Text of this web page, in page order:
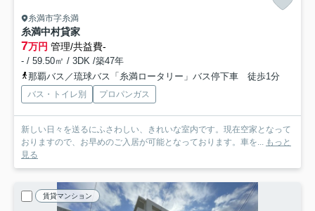
糸満市字糸満
糸満中村貸家
7万円 管理/共益費-
- / 59.50㎡ / 3DK /築47年
那覇バス／琉球バス「糸満ロータリー」バス停下車 徒歩1分
バス・トイレ別 プロパンガス
新しい日々を送るにふさわしい、きれいな室内です。現在空家となって
おりますので、お早めのご入居が可能となっております。車を... もっと
見る
賃貸マンション